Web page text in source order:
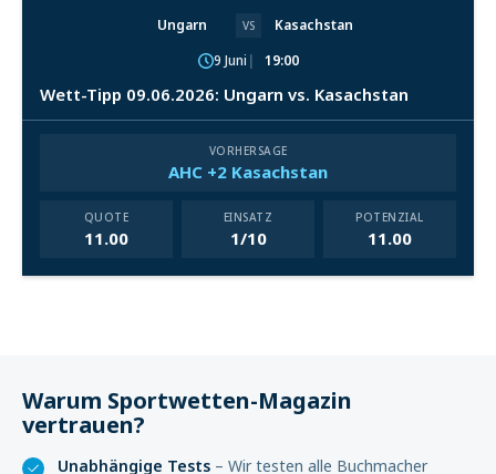
Ungarn VS
Kasachstan
9 Juni
19:00
Wett-Tipp 09.06.2026: Ungarn vs. Kasachstan
VORHERSAGE
AHC +2 Kasachstan
QUOTE
11.00
EINSATZ
1/10
POTENZIAL
11.00
Warum Sportwetten-Magazin
vertrauen?
Unabhängige Tests – Wir testen alle Buchmacher